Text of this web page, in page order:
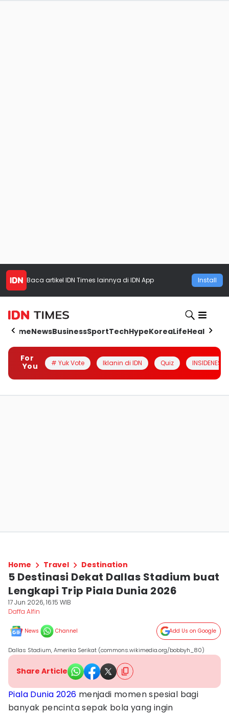
Baca artikel IDN Times lainnya di IDN App Install
HomeNewsBusinessSportTechHypeKoreaLifeHealth
For
You
# Yuk Vote Iklanin di IDN Quiz INSIDENESIA
Home Travel Destination
5 Destinasi Dekat Dallas Stadium buat
Lengkapi Trip Piala Dunia 2026
17 Jun 2026, 16:15 WIB
Daffa Alfin
News Channel Add Us on Google
Dallas Stadium, Amerika Serikat (commons.wikimedia.org/bobbyh_80)
Share Article
Piala Dunia 2026 menjadi momen spesial bagi
banyak pencinta sepak bola yang ingin